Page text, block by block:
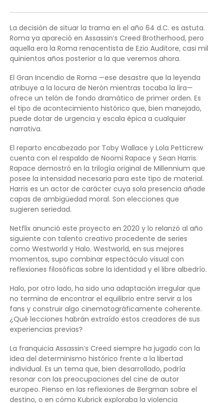
La decisión de situar la trama en el año 64 d.C. es astuta.
Roma ya apareció en Assassin’s Creed Brotherhood, pero
aquella era la Roma renacentista de Ezio Auditore, casi mil
quinientos años posterior a la que veremos ahora.
El Gran Incendio de Roma —ese desastre que la leyenda
atribuye a la locura de Nerón mientras tocaba la lira—
ofrece un telón de fondo dramático de primer orden. Es
el tipo de acontecimiento histórico que, bien manejado,
puede dotar de urgencia y escala épica a cualquier
narrativa.
El reparto encabezado por Toby Wallace y Lola Petticrew
cuenta con el respaldo de Noomi Rapace y Sean Harris.
Rapace demostró en la trilogía original de Millennium que
posee la intensidad necesaria para este tipo de material.
Harris es un actor de carácter cuya sola presencia añade
capas de ambigüedad moral. Son elecciones que
sugieren seriedad.
Netflix anunció este proyecto en 2020 y lo relanzó al año
siguiente con talento creativo procedente de series
como Westworld y Halo. Westworld, en sus mejores
momentos, supo combinar espectáculo visual con
reflexiones filosóficas sobre la identidad y el libre albedrío.
Halo, por otro lado, ha sido una adaptación irregular que
no termina de encontrar el equilibrio entre servir a los
fans y construir algo cinematográficamente coherente.
¿Qué lecciones habrán extraído estos creadores de sus
experiencias previas?
La franquicia Assassin’s Creed siempre ha jugado con la
idea del determinismo histórico frente a la libertad
individual. Es un tema que, bien desarrollado, podría
resonar con las preocupaciones del cine de autor
europeo. Pienso en las reflexiones de Bergman sobre el
destino, o en cómo Kubrick exploraba la violencia